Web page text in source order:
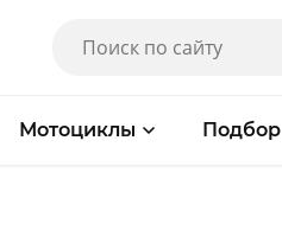
Мотоциклы Подбор